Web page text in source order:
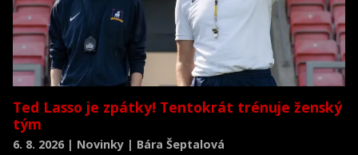
Ted Lasso je zpátky! Tentokrát trénuje ženský
tým
6. 8. 2026 | Novinky | Bára Šeptalová